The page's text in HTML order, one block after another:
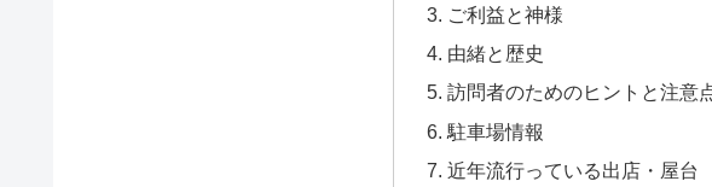
ご利益と神様
由緒と歴史
訪問者のためのヒントと注意
駐車場情報
近年流行っている出店・屋台